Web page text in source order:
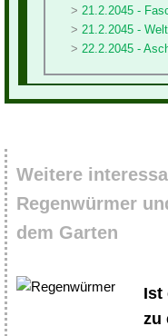
21.2.2045 -
21.2.2045 -
22.2.2045 -
Weitere
Regenwürmer
dem Garten
Ist
zu